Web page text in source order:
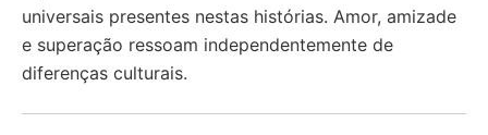
universais presentes nestas histórias. Amor, amizade
e superação ressoam independentemente de
diferenças culturais.